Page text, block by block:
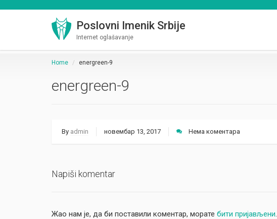
Poslovni Imenik Srbije
Internet oglašavanje
Home energreen-9
energreen-9
By admin новембар 13, 2017 Нема коментара
Napiši komentar
Жао нам је, да би поставили коментар, морате бити пријављени.